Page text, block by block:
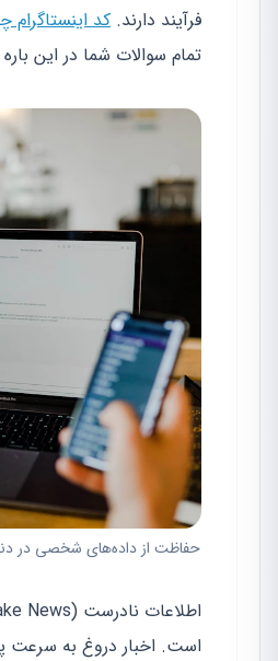
فرآیند دارند. کد
تمام سوالات شما در این
حفاظت از داده‌های شخصی در دنیای
است. اخبار دروغ به